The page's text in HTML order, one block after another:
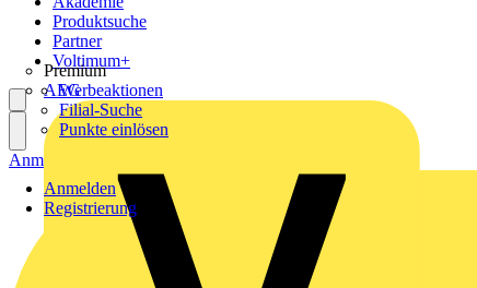
Produktsuche
Partner
Premium
AEG
Voltimum+
Werbeaktionen
Filial-Suche
Punkte einlösen
Anmelden
Registrierung
Anmelden